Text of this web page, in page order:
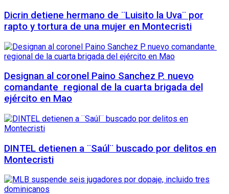
Dicrin detiene hermano de ¨Luisito la Uva¨ por
rapto y tortura de una mujer en Montecristi
Designan al coronel Paino Sanchez P. nuevo
comandante regional de la cuarta brigada del
ejército en Mao
DINTEL detienen a ¨Saúl¨ buscado por delitos en
Montecristi